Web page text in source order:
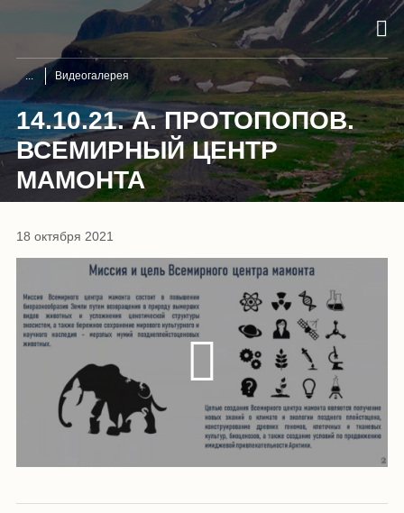
Видеогалерея
14.10.21. А. ПРОТОПОПОВ.
ВСЕМИРНЫЙ ЦЕНТР
МАМОНТА
18 октября 2021